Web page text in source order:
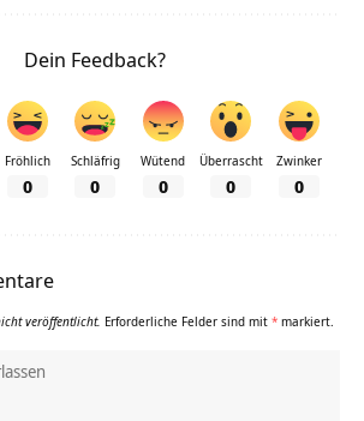
Dein Feedback?
Fröhlich
0
Schläfrig
0
Wütend
0
Überrascht
0
Zwinker
0
veröffentlicht. Erforderliche Felder sind mit * markiert.